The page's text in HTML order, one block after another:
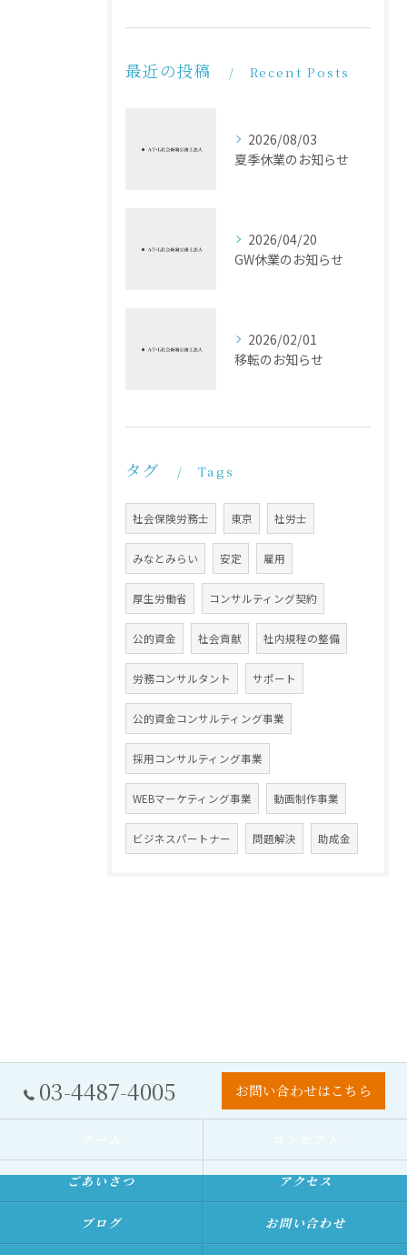
最近の投稿 Recent Posts
2026/08/03
夏季休業のお知らせ
2026/04/20
GW休業のお知らせ
2026/02/01
移転のお知らせ
タグ Tags
社会保険労務士 東京 社労士
みなとみらい 安定 雇用
厚生労働省 コンサルティング契約
公的資金 社会貢献 社内規程の整備
労務コンサルタント サポート
公的資金コンサルティング事業
採用コンサルティング事業
WEBマーケティング事業 動画制作事業
ビジネスパートナー 問題解決 助成金
03-4487-4005 お問い合わせはこちら
ごあいさつ アクセス
ブログ お問い合わせ